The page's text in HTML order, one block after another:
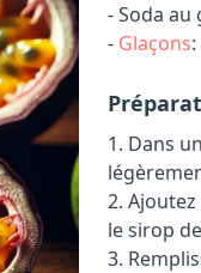
- Soda au
- Glaçons
1. Dans
2.
le sirop
3.